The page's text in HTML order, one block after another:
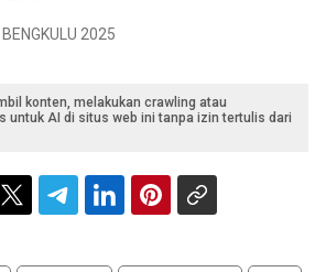
2025
konten, melakukan crawling atau
untuk AI di situs web ini tanpa izin tertulis dari